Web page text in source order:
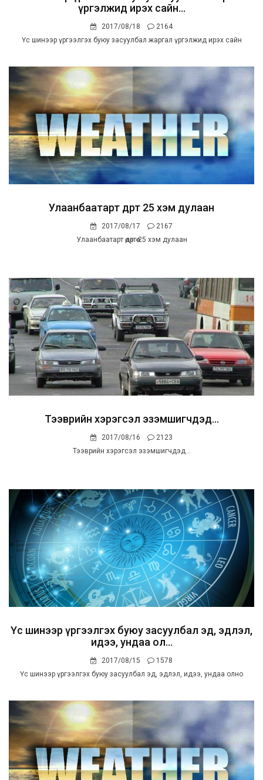
үргэлжид ирэх сайн...
2017/08/18
2164
Үс шинээр үргээлгэх буюу засуулбал жаргал үргэлжид ирэх сайн
Улаанбаатарт өдөртөө 25 хэм дулаан
2017/08/17
2167
Улаанбаатарт өдөртөө 25 хэм дулаан
Тээврийн хэрэгсэл эзэмшигчдэд...
2017/08/16
2123
Тээврийн хэрэгсэл эзэмшигчдэд...
Үс шинээр үргээлгэх буюу засуулбал эд, эдлэл,
идээ, ундаа ол...
2017/08/15
1578
Үс шинээр үргээлгэх буюу засуулбал эд, эдлэл, идээ, ундаа олно